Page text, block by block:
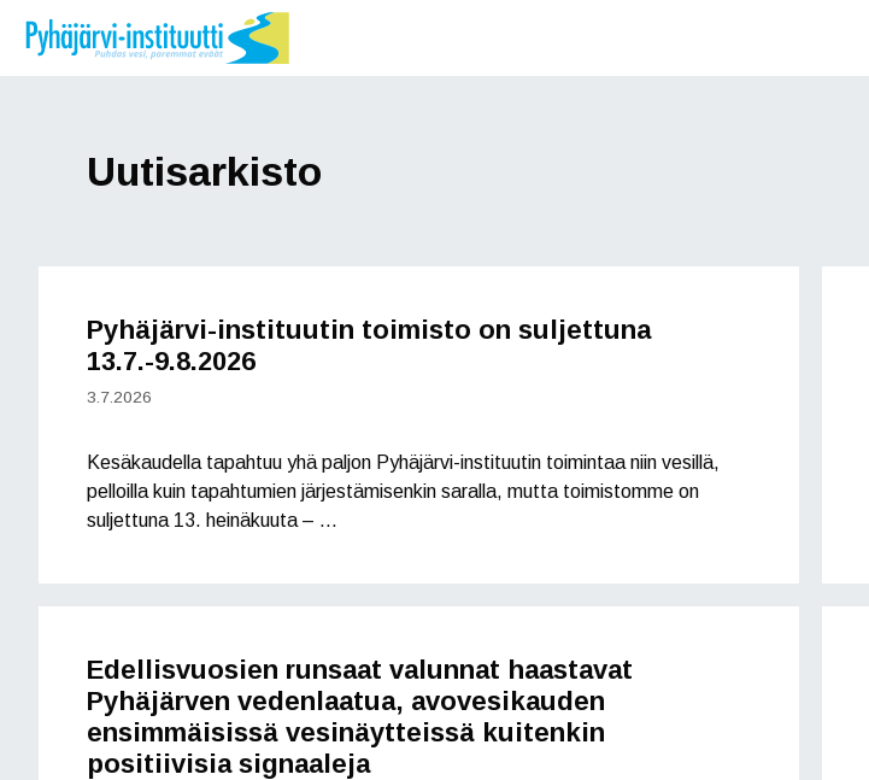
sisältöön
Uutisarkisto
Pyhäjärvi-instituutin toimisto on suljettuna
13.7.-9.8.2026
3.7.2026
Kesäkaudella tapahtuu yhä paljon Pyhäjärvi-instituutin toimintaa niin vesillä,
pelloilla kuin tapahtumien järjestämisenkin saralla, mutta toimistomme on
suljettuna 13. heinäkuuta – …
Edellisvuosien runsaat valunnat haastavat
Pyhäjärven vedenlaatua, avovesikauden
ensimmäisissä vesinäytteissä kuitenkin
positiivisia signaaleja